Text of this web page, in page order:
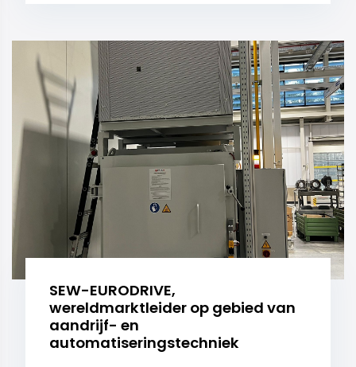
SEW-EURODRIVE,
wereldmarktleider op gebied van
aandrijf- en
automatiseringstechniek